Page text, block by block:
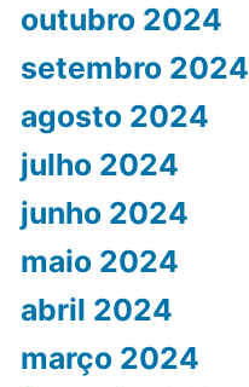
outubro 2024
setembro 2024
agosto 2024
julho 2024
junho 2024
maio 2024
abril 2024
março 2024